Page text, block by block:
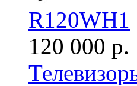
R120WH1
120 000 р.